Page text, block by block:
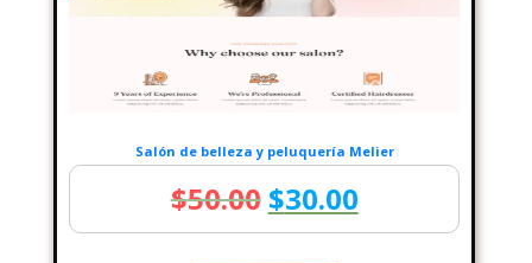
Salón de belleza y peluquería Melier
$50.00 El
precio
$30.00El
precio